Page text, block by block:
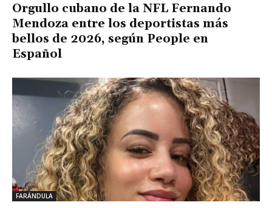
Orgullo cubano de la NFL Fernando
Mendoza entre los deportistas más
bellos de 2026, según People en
Español
FARÁNDULA